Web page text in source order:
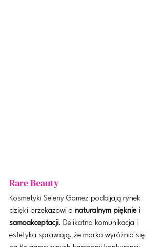
Rare Beauty
Kosmetyki Seleny Gomez podbijają rynek
dzięki przekazowi o naturalnym pięknie i
samoakceptacji. Delikatna komunikacja i
estetyka sprawiają, że marka wyróżnia się